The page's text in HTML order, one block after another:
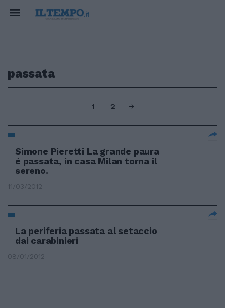
passata
1 2
Simone Pieretti La grande paura
é passata, in casa Milan torna il
sereno.
11/03/2012
La periferia passata al setaccio
dai carabinieri
08/01/2012